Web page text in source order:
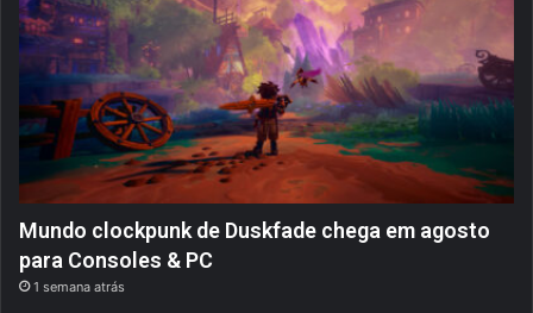
Mundo clockpunk de Duskfade chega em agosto
para Consoles & PC
1 semana atrás